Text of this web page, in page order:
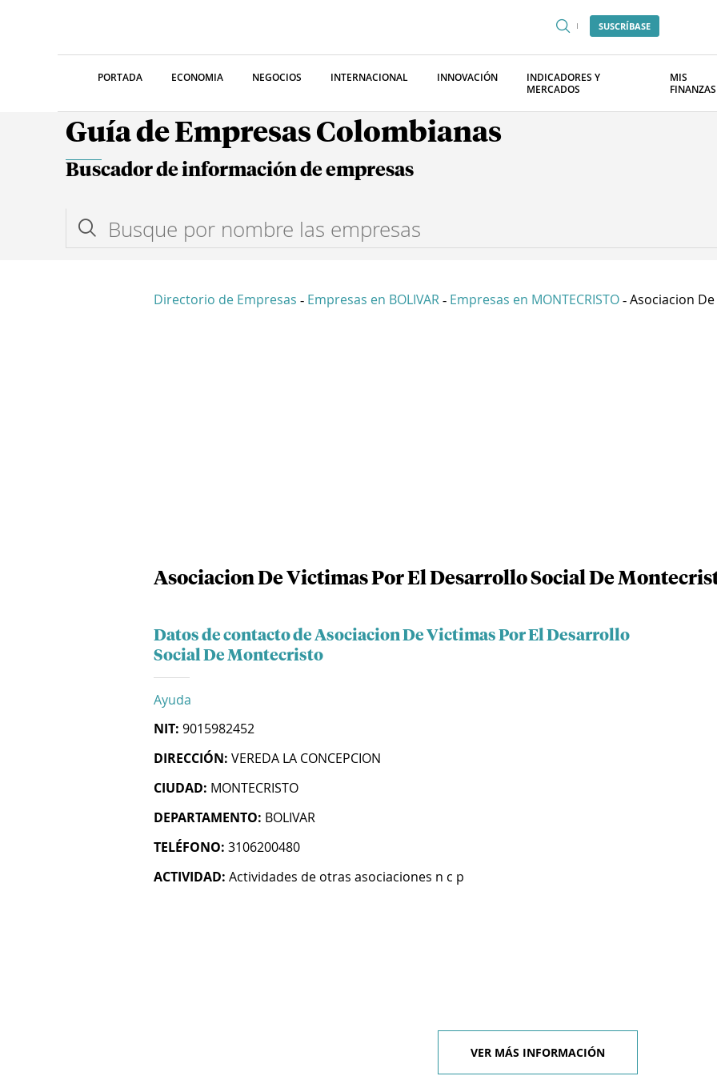
SUSCRÍBASE
PORTADA ECONOMIA NEGOCIOS INTERNACIONAL INNOVACIÓN
INDICADORES Y
MERCADOS
MIS
FINANZAS
Guía de Empresas Colombianas
Buscador de información de empresas
Directorio de Empresas - Empresas en BOLIVAR - Empresas en MONTECRISTO - Asociacion
Asociacion De Victimas Por El Desarrollo Social De
Datos de contacto de Asociacion De Victimas Por El Desarrollo
Social De Montecristo
Ayuda
NIT: 9015982452
DIRECCIÓN: VEREDA LA CONCEPCION
CIUDAD: MONTECRISTO
DEPARTAMENTO: BOLIVAR
TELÉFONO: 3106200480
ACTIVIDAD: Actividades de otras asociaciones n c p
VER MÁS INFORMACIÓN